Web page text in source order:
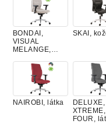
BONDAI,
VISUAL
MELANGE,
SKAI,
NAIROBI, látka
DELUXE,
XTREME,
FOUR,